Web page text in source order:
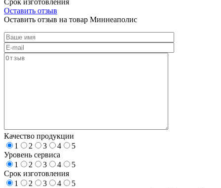
Оставить отзыв
Оставить отзыв на товар Миннеаполис
Качество продукции
1
2 3 4
5
Уровень сервиса
1
2 3 4
5
Срок изготовления
1
2 3 4
5